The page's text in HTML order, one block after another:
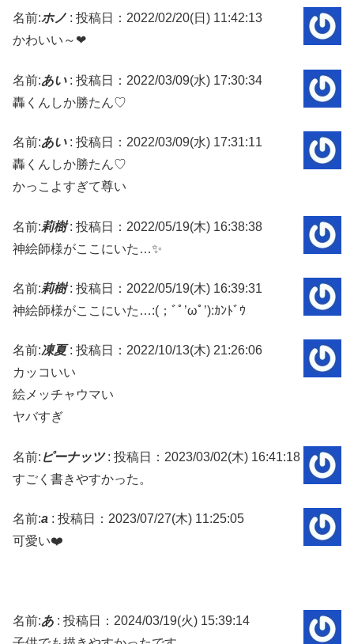
名前:ホノ : 投稿日：2022/02/20(日) 11:42:13
かわいい～❤
名前:あい: 投稿日：2022/03/09(水) 17:30:34
轟くんしか勝たん♡
名前:あい: 投稿日：2022/03/09(水) 17:31:11
轟くんしか勝たん♡
かっこよすぎて尊い
名前:莉樹: 投稿日：2022/05/19(木) 16:38:38
神絵師様がここにいた…✨
名前:莉樹: 投稿日：2022/05/19(木) 16:39:31
神絵師様がここにいた…:(；ﾞﾟ’ωﾟ’):ｶﾝﾄﾞｳ
名前:凍夏: 投稿日：2022/10/13(木) 21:26:06
カッコいい
絵メッチャウマい
ヤバすぎ
名前: ピーナッツ: 投稿日：2023/03/02(木) 16:41:18
すごく書きやすかった。
名前:a : 投稿日：2023/07/27(木) 11:25:05
可愛い❤️
名前:あ : 投稿日：2024/03/19(火) 15:39:14